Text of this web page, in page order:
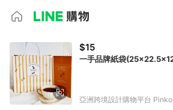
$15
一手品牌紙袋
亞洲跨境設計購物平台 Pinkoi